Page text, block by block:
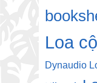
Loa
Dynaudio